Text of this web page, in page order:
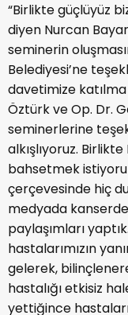
“Birlikte güçlüyüz
diyen Nurcan
seminerin
Belediyesi’ne
davetimize
Öztürk ve Op. Dr.
seminerlerine
alkışlıyoruz.
bahsetmek
çerçevesinde hiç
medyada
paylaşımları
hastalarımızın
gelerek,
hastalığı etkisiz
yettiğince